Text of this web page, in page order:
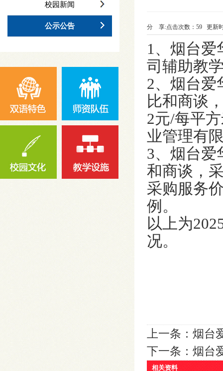
校园新闻
公示公告 点击次数： 59 更新
分 享:
1、烟台爱
司辅助教
2、烟台爱
比和商谈
2元/每平
业管理有
3、烟台爱
和商谈，
采购服务
例。
以上为
况。
上一条： 烟台
下一条： 烟台
相关资料